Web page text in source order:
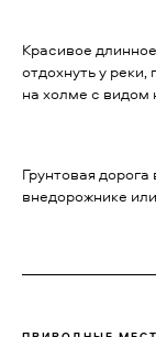
Красивое
отдохнуть у реки,
на холме с видом
Грунтовая
внедорожнике